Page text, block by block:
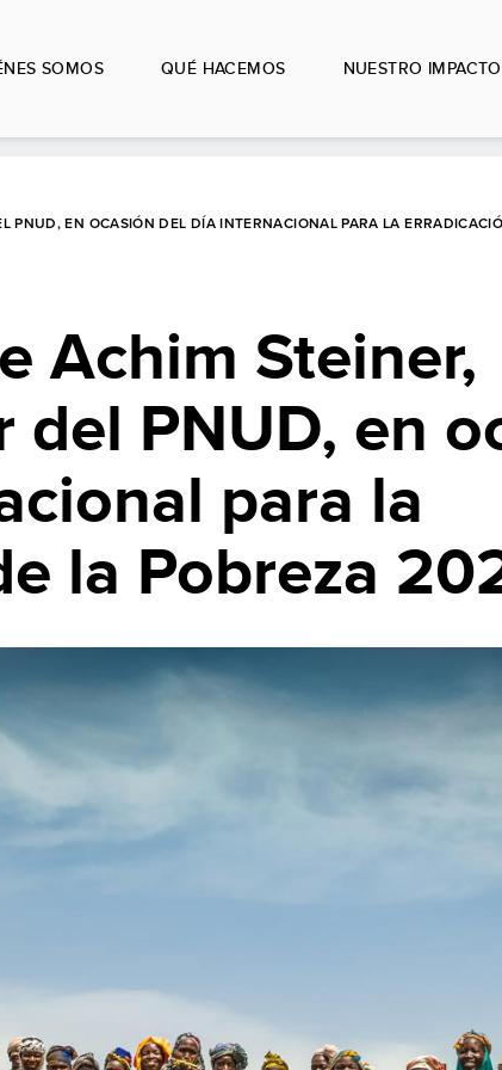
SOMOS QUÉ HACEMOS NUESTRO IMPACTO
PNUD, EN OCASIÓN DEL DÍA INTERNACIONAL PARA LA
Achim Steiner,
PNUD, en
para la
la Pobreza